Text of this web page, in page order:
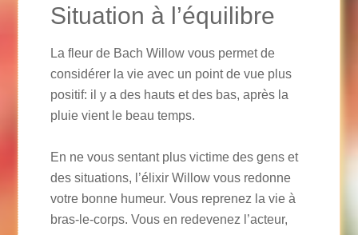
Situation à l’équilibre
La fleur de Bach Willow vous permet de
considérer la vie avec un point de vue plus
positif: il y a des hauts et des bas, après la
pluie vient le beau temps.
En ne vous sentant plus victime des gens et
des situations, l’élixir Willow vous redonne
votre bonne humeur. Vous reprenez la vie à
bras-le-corps. Vous en redevenez l’acteur,